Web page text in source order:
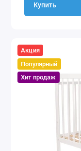
Купить
Акция
Популярный
Хит продаж